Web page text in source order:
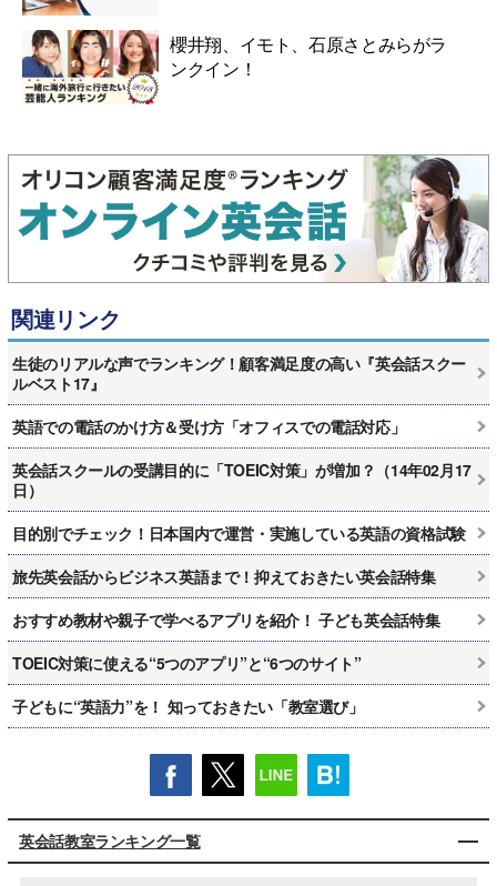
櫻井翔、イモト、石原さとみらがラ
ンクイン！
関連リンク
生徒のリアルな声でランキング！顧客満足度の高い『英会話スクー
ルベスト17』
英語での電話のかけ方＆受け方「オフィスでの電話対応」
英会話スクールの受講目的に「TOEIC対策」が増加？（14年02月17
日）
目的別でチェック！日本国内で運営・実施している英語の資格試験
旅先英会話からビジネス英語まで！抑えておきたい英会話特集
おすすめ教材や親子で学べるアプリを紹介！ 子ども英会話特集
TOEIC対策に使える“5つのアプリ”と“6つのサイト”
子どもに“英語力”を！ 知っておきたい「教室選び」
英会話教室ランキング一覧